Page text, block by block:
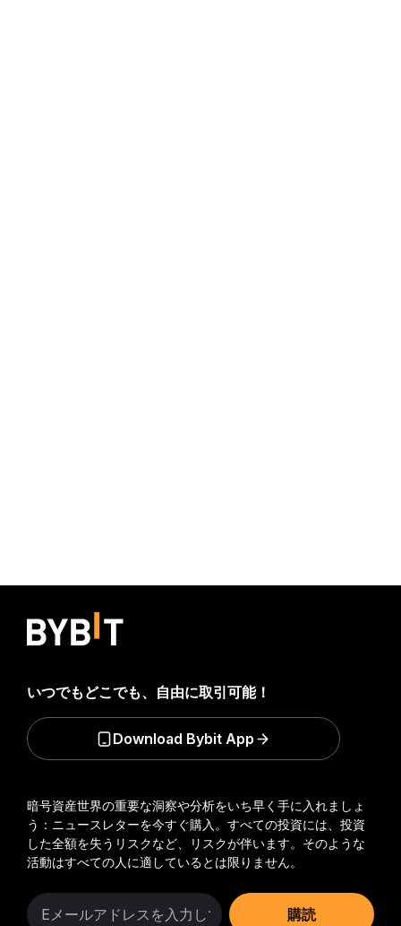
暗号資産世界の重要な洞察や分析をいち早く手に入れましょ
う：ニュースレターを今すぐ購入。 すべての投資には、投資
した全額を失うリスクなど、リスクが伴います。そのような
活動はすべての人に適しているとは限りません。
購読
いつでもどこでも、自由に取引可能！
Download Bybit App